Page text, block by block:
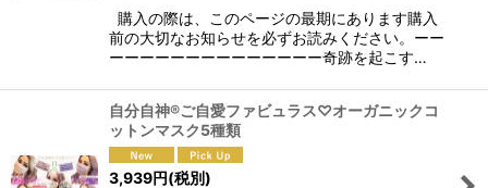
購入の際は、このページの最期にあります購入
前の大切なお知らせを必ずお読みください。ーー
ーーーーーーーーーーーーーー奇跡を起こす…
自分自神®ご自愛ファビュラス♡オーガニックコ
ットンマスク5種類
3,939円(税別)